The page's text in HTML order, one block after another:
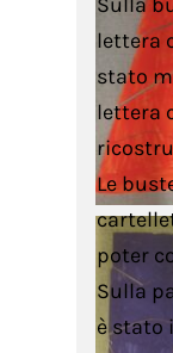
lettera
stato
lettera
Le
poter
Sulla
è stato